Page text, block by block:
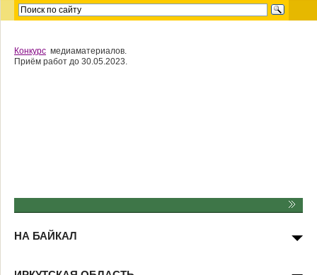
Конкурс медиаматериалов.
Приём работ до 30.05.2023.
НА БАЙКАЛ